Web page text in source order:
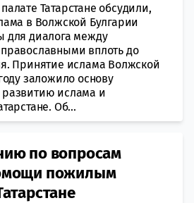
Татарстане обсудили,
в Волжской Булгарии
для диалога между
вплоть до
Принятие ислама Волжской
заложило основу
ислама и
Об...
по вопросам
пожилым